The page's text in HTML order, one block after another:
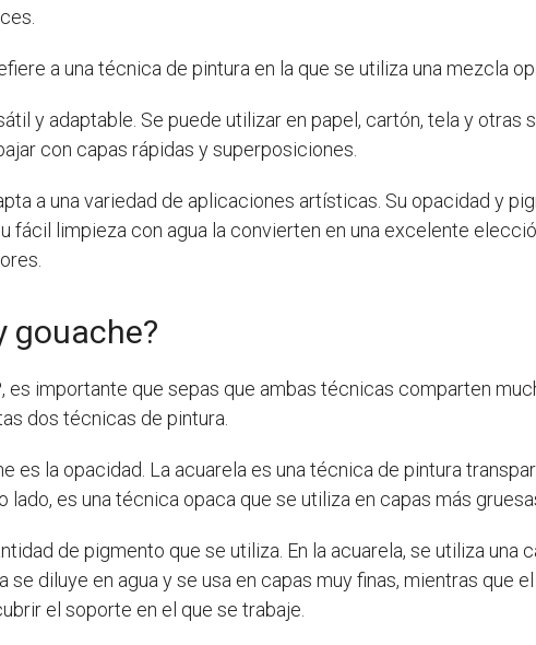
a una técnica de pintura en la que se utiliza una mezcla
y adaptable. Se puede utilizar en papel, cartón, tela y otras
con capas rápidas y superposiciones.
a una variedad de aplicaciones artísticas. Su opacidad y
limpieza con agua la convierten en una excelente
gouache?
, es importante que sepas que ambas técnicas comparten
dos técnicas de pintura.
es la opacidad. La acuarela es una técnica de pintura
es una técnica opaca que se utiliza en capas más
de pigmento que se utiliza. En la acuarela, se utiliza una
diluye en agua y se usa en capas muy finas, mientras que
el soporte en el que se trabaje.